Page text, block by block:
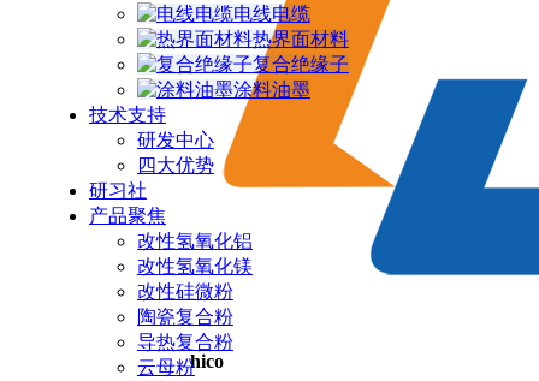
电线电缆
热界面材料
复合绝缘子
涂料油墨
技术支持
研发中心
四大优势
研习社
产品聚焦
改性氢氧化铝
改性氢氧化镁
改性硅微粉
陶瓷复合粉
导热复合粉
云母粉hico